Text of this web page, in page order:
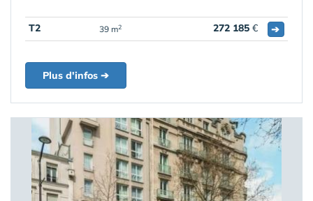
T2 39 m2 272 185 € ➔
Plus d'infos ➔